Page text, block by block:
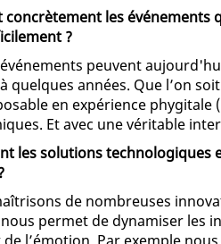
concrètement les
?
peuvent
quelques années. Que l’on
en expérience phygitale
Et avec une véritable
les solutions technologiques
de nombreuses
permet de dynamiser les